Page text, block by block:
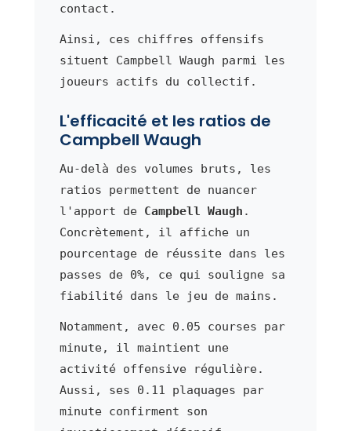
contact.
Ainsi, ces chiffres offensifs
situent Campbell Waugh parmi les
joueurs actifs du collectif.
L'efficacité et les ratios de
Campbell Waugh
Au-delà des volumes bruts, les
ratios permettent de nuancer
l'apport de Campbell Waugh .
Concrètement, il affiche un
pourcentage de réussite dans les
passes de 0%, ce qui souligne sa
fiabilité dans le jeu de mains.
Notamment, avec 0.05 courses par
minute, il maintient une
activité offensive régulière.
Aussi, ses 0.11 plaquages par
minute confirment son